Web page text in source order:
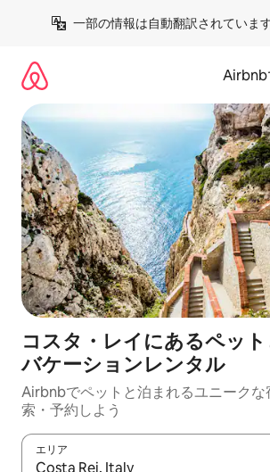
一部の情報は自動翻訳されています
Airbnb
コスタ・レイにあるペッ
バケーションレンタル
Airbnbでペットと泊まれるユニークな
索・予約しよう
エリア
検索結果が表示されたら、上下の矢印キ